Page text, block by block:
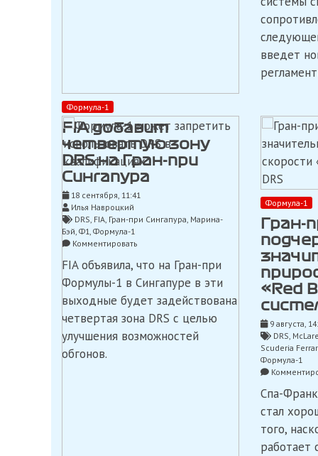
Формула-1
FIA добавит
четвертую зону
DRS на Гран-при
Сингапура
18 сентября, 11:41
Илья Навроцкий
DRS, FIA, Гран-при Сингапура, Марина-
Бэй, Ф1, Формула-1
Комментироватьon
добавит
четвертую
DRS
на
при
FIA объявила, что на Гран-при
Формулы-1 в Сингапуре в эти
выходные будет задействована
четвертая зона DRS с целью
улучшения возможностей
обгонов.
введет
Формула-1
Гран-
«Red
9 августа,
DRS,
Scuderia
Формула-1
Спа-
стал
того,
работает